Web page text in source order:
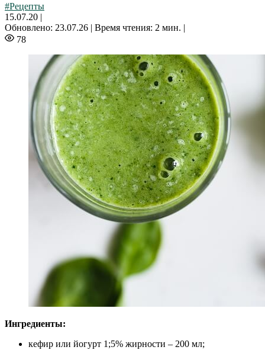
#Рецепты
15.07.20 |
Обновлено: 23.07.26 | Время чтения: 2 мин. |
78
Ингредиенты:
кефир или йогурт 1;5% жирности – 200 мл;